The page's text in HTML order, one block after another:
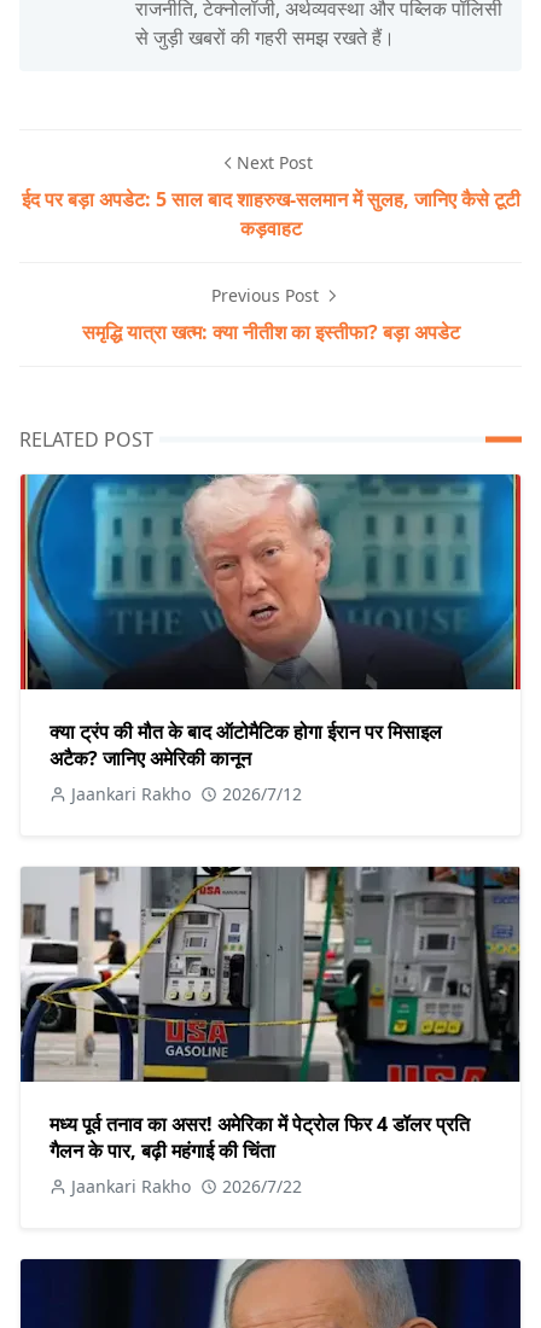
राजनीति, टेक्नोलॉजी, अर्थव्यवस्था और पब्लिक पॉलिसी
से जुड़ी खबरों की गहरी समझ रखते हैं।
Next Post
ईद पर बड़ा अपडेट: 5 साल बाद शाहरुख-सलमान में सुलह, जानिए कैसे टूटी
कड़वाहट
Previous Post
समृद्धि यात्रा खत्म: क्या नीतीश का इस्तीफा? बड़ा अपडेट
RELATED POST
क्या ट्रंप की मौत के बाद ऑटोमैटिक होगा ईरान पर मिसाइल
अटैक? जानिए अमेरिकी कानून
Jaankari Rakho 2026/7/12
मध्य पूर्व तनाव का असर! अमेरिका में पेट्रोल फिर 4 डॉलर प्रति
गैलन के पार, बढ़ी महंगाई की चिंता
Jaankari Rakho 2026/7/22